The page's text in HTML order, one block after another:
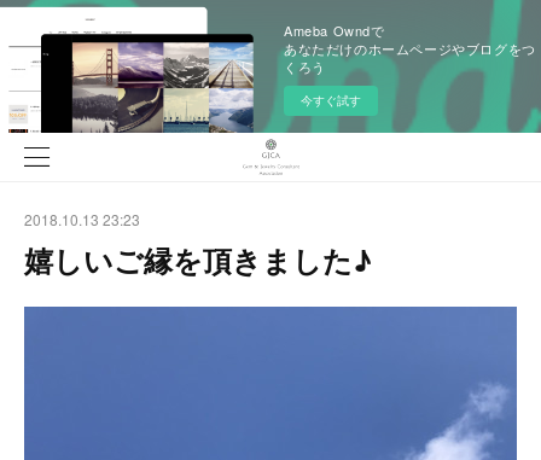
Ameba Owndで
あなただけのホームページやブログをつ
くろう
今すぐ試す
2018.10.13 23:23
嬉しいご縁を頂きました♪